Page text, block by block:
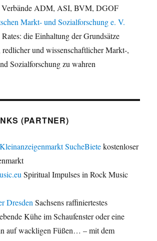
ADM, ASI, BVM, DGOF
Markt- und Sozialforschung e. V.
die Einhaltung der Grundsätze
redlicher und wissenschaftlicher Markt-,
Sozialforschung zu wahren
(PARTNER)
SucheBietekostenloser
Spiritual Impulses in Rock Music
DresdenSachsens raffiniertestes
Kühe im Schaufenster oder eine
auf wackligen Füßen… – mit dem